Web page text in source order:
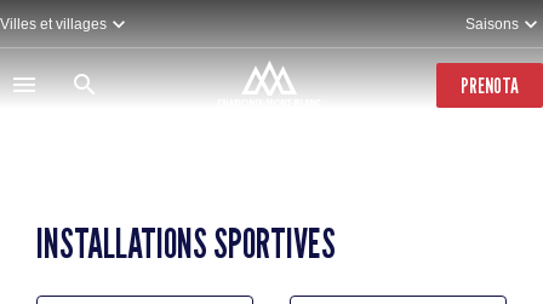
Salta
al
contenuto
principale
Villes et villages Saisons
PRENOTA
INSTALLATIONS SPORTIVES